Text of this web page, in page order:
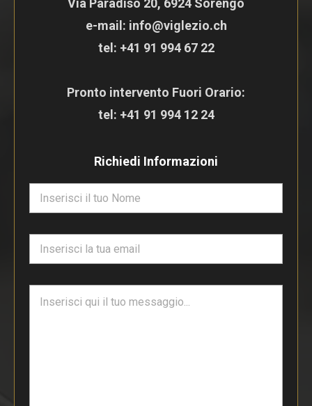
Via Paradiso 20, 6924 Sorengo
e-mail: info@viglezio.ch
tel: +41 91 994 67 22
Pronto intervento Fuori Orario:
tel: +41 91 994 12 24
Richiedi Informazioni
m
a